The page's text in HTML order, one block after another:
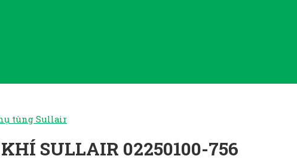
tùng Sullair
SULLAIR 02250100-756